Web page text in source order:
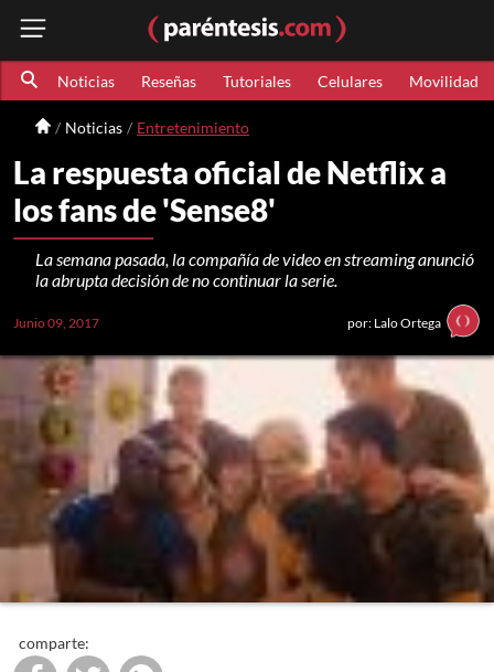
Noticias Reseñas Tutoriales Celulares Movilidad
Noticias Entretenimiento
La respuesta oficial de Netflix a
los fans de 'Sense8'
La semana pasada, la compañía de video en streaming anunció
la abrupta decisión de no continuar la serie.
Junio 09, 2017 por: Lalo Ortega
comparte: